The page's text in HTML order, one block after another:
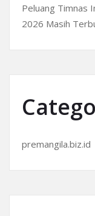
Peluang Timnas
2026 Masih
premangila.biz.id